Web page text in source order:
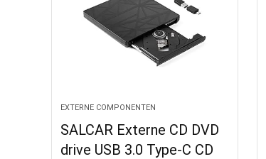
EXTERNE COMPONENTEN
SALCAR Externe CD DVD
drive USB 3.0 Type-C CD